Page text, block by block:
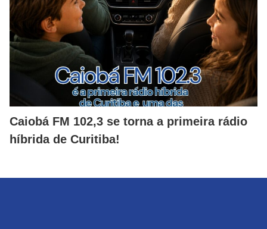
Caiobá FM 102,3 se torna a primeira rádio
híbrida de Curitiba!